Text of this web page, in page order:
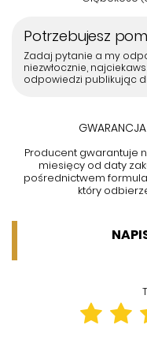
Potrzebujesz
Zadaj pytanie a my
niezwłocznie,
odpowiedzi publikując
Producent gwarantuje
miesięcy od daty
pośrednictwem
który